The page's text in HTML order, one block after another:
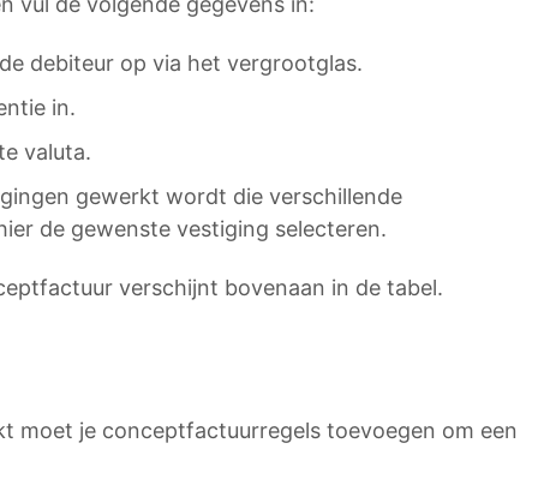
debiteur op via het vergrootglas.
in.
valuta.
gewerkt wordt die verschillende
de gewenste vestiging selecteren.
verschijnt bovenaan in de tabel.
moet je conceptfactuurregels toevoegen om een